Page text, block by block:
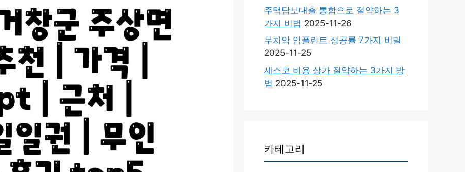
주택담보대출 통합으로 절약하는 3
가지 비법 2025-11-26
무치악 임플란트 성공률 7가지 비밀
2025-11-25
세스코 비용 상가 절약하는 3가지 방
법 2025-11-25
카테고리